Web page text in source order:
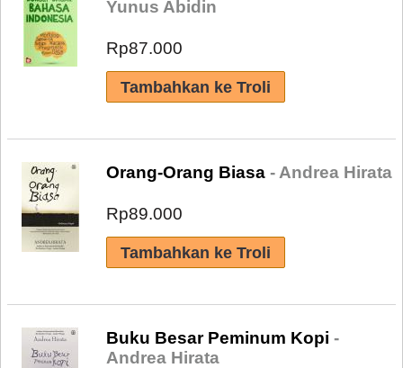
Yunus Abidin
Rp87.000
Orang-Orang Biasa - Andrea Hirata
Rp89.000
Buku Besar Peminum Kopi -
Andrea Hirata